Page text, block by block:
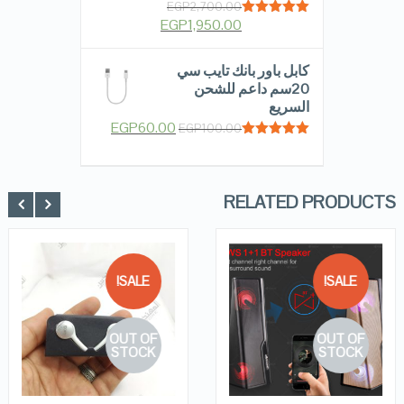
EGP2,700.00
EGP1,950.00
كابل باور بانك تايب سي
20سم داعم للشحن
السريع
EGP100.00
EGP60.00
RELATED PRODUCTS
SALE!
OUT OF
STOCK
QUICK LOOK
VIEW DETAILS
READ MORE
SALE!
OUT OF
STOCK
QUICK LOOK
VIEW DETAILS
READ MORE